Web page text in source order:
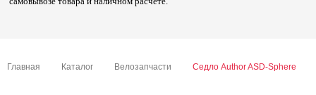
Главная Каталог Велозапчасти Седло Author ASD-Sphere